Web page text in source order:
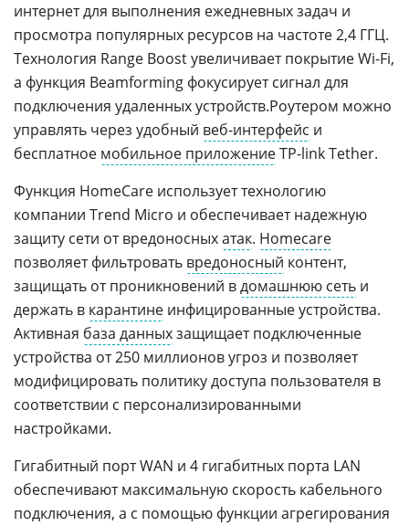
интернет для выполнения ежедневных задач и
просмотра популярных ресурсов на частоте 2,4 ГГЦ.
Технология Range Boost увеличивает покрытие Wi-Fi,
а функция Beamforming фокусирует сигнал для
подключения удаленных устройств.Роутером можно
управлять через удобный веб-интерфейс и
бесплатное мобильное приложениеTP-link Tether.
Функция HomeCare использует технологию
компании Trend Micro и обеспечивает надежную
защиту сети от вредоносныхатак. Homecare
позволяет фильтровать вредоносный контент,
защищать от проникновений вдомашнюю сеть и
держать в карантине инфицированные устройства.
Активная база данныхзащищает подключенные
устройства от 250 миллионов угроз и позволяет
модифицировать политику доступа пользователя в
соответствии с персонализированными
настройками.
Гигабитный порт WAN и 4 гигабитных порта LAN
обеспечивают максимальную скорость кабельного
подключения, а с помощью функции агрегирования